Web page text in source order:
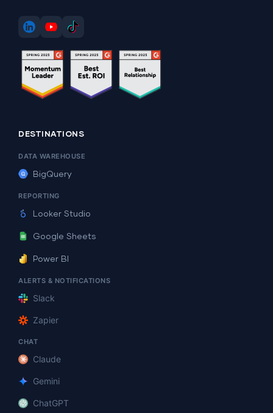
DESTINATIONS
DATA WAREHOUSE
BigQuery
REPORTING
Looker Studio
Google Sheets
Power BI
ALERTS & NOTIFICATIONS
Slack
Zapier
CHAT
Claude
Gemini
ChatGPT